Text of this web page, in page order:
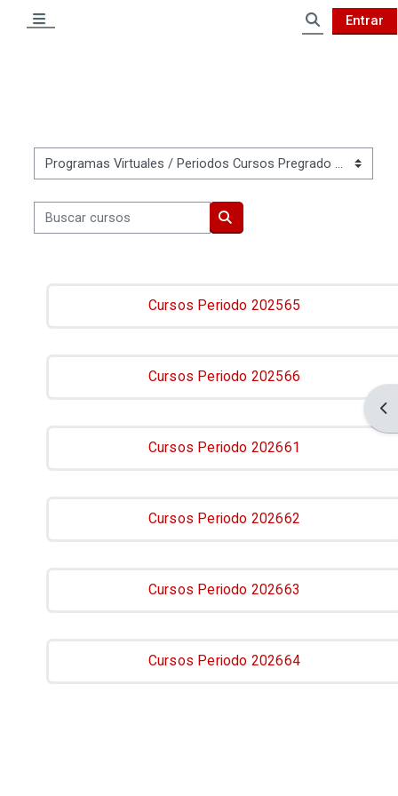
Panel lateral
Entrar
Categorías
Buscar cursos
Buscar cursos
Cursos Periodo 202565
Cursos Periodo 202566
Cursos Periodo 202661
Cursos Periodo 202662
Cursos Periodo 202663
Cursos Periodo 202664